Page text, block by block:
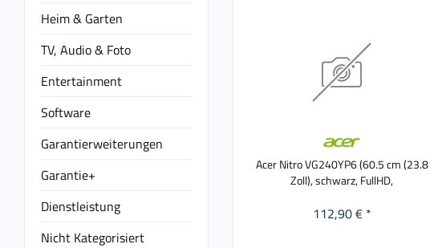
Heim & Garten
TV, Audio & Foto
Entertainment
Software
Garantierweiterungen
Garantie+
Dienstleistung
Nicht Kategorisiert
Acer Nitro VG240YP6 (60.5 cm (23.8
Zoll), schwarz, FullHD,
112,90 € *